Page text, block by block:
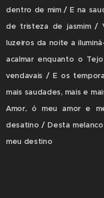
dentro de mim / E na
de tristeza de jasmim /
luzeiros da noite a
acalmar enquanto o
vendavais / E os
mais saudades, mais e
Amor, ó meu amor e
desatino / Desta
meu destino